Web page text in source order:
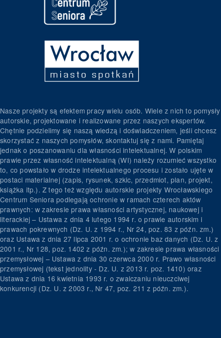
Nasze projekty są efektem pracy wielu osób. Wiele z nich to pomysły
autorskie, projektowane i realizowane przez naszych ekspertów.
Chętnie podzielimy się naszą wiedzą i doświadczeniem, jeśli chcesz
skorzystać z naszych pomysłów, skontaktuj się z nami. Pamiętaj
jednak o poszanowaniu dla własności intelektualnej. W polskim
prawie przez własność intelektualną (WI) należy rozumieć wszystko
to, co powstało w drodze intelektualnego procesu i zostało ujęte w
postaci materialnej (zapis, rysunek, szkic, przedmiot, plan, projekt,
książka itp.). Z tego też względu autorskie projekty Wrocławskiego
Centrum Seniora podlegają ochronie w ramach czterech aktów
prawnych: w zakresie prawa własności artystycznej, naukowej i
literackiej – Ustawa z dnia 4 lutego 1994 r. o prawie autorskim i
prawach pokrewnych (Dz. U. z 1994 r., Nr 24, poz. 83 z późn. zm.)
oraz Ustawa z dnia 27 lipca 2001 r. o ochronie baz danych (Dz. U. z
2001 r., Nr 128, poz. 1402 z późn. zm.); w zakresie prawa własności
przemysłowej – Ustawa z dnia 30 czerwca 2000 r. Prawo własności
przemysłowej (tekst jednolity - Dz. U. z 2013 r. poz. 1410) oraz
Ustawa z dnia 16 kwietnia 1993 r. o zwalczaniu nieuczciwej
konkurencji (Dz. U. z 2003 r., Nr 47, poz. 211 z późn. zm.).